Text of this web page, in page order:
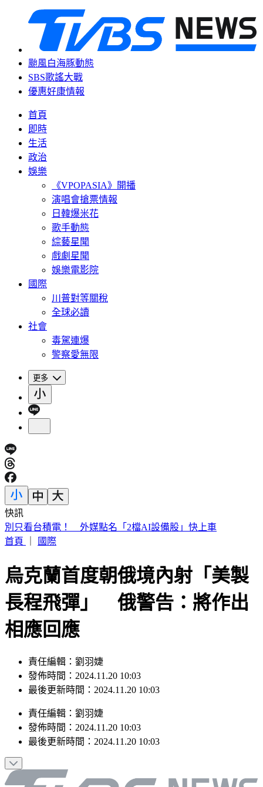
颱風白海豚動態
SBS歌謠大戰
優惠好康情報
首頁
即時
生活
政治
娛樂
《VPOPASIA》開播
演唱會搶票情報
日韓爆米花
歌手動態
綜藝星聞
戲劇星聞
娛樂電影院
國際
川普對等關稅
全球必讀
社會
毒駕連爆
警察愛無限
更多
快訊
白海豚暴風圈縮小！掃過北部近海「雨狂炸」 這天才遠離
首頁
國際
烏克蘭首度朝俄境內射「美製
長程飛彈」 俄警告：將作出
相應回應
責任編輯：劉羽婕
發佈時間：2024.11.20 10:03
最後更新時間：2024.11.20 10:03
責任編輯 ： 劉羽婕
發佈時間： 2024.11.20 10:03
最後更新時間： 2024.11.20 10:03